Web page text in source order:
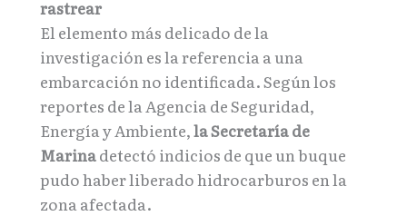
rastrear
El elemento más delicado de la
investigación es la referencia a una
embarcación no identificada. Según los
reportes de la Agencia de Seguridad,
Energía y Ambiente,la Secretaría de
Marinadetectó indicios de que un buque
pudo haber liberado hidrocarburos en la
zona afectada.